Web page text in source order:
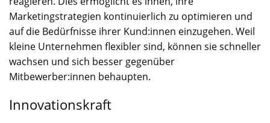
Marketingstrategien kontinuierlich zu optimieren und
auf die Bedürfnisse ihrer Kund:innen einzugehen. Weil
kleine Unternehmen flexibler sind, können sie schneller
wachsen und sich besser gegenüber
Mitbewerber:innen behaupten.
Innovationskraft